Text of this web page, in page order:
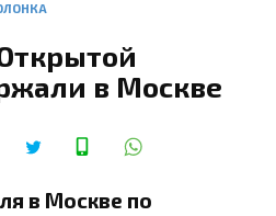
в Москве
в Москве по